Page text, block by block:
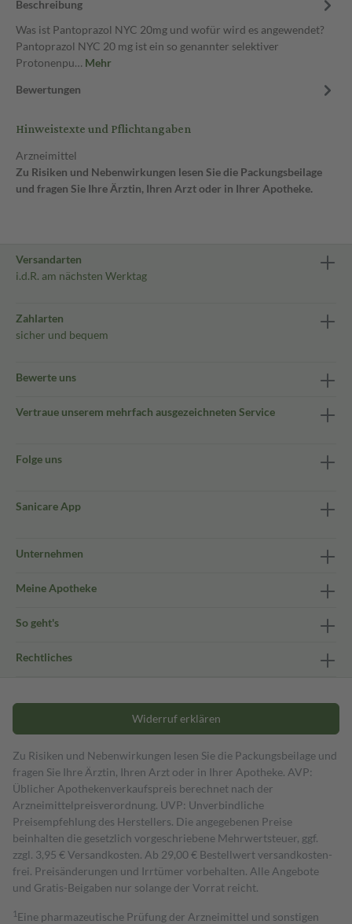
Beschreibung
Was ist Pantoprazol NYC 20mg und wofür wird es angewendet?
Pantoprazol NYC 20 mg ist ein so genannter selektiver
Protonenpu… Mehr
Bewertungen
Hinweistexte und Pflichtangaben
Arzneimittel
Zu Risiken und Nebenwirkungen lesen Sie die Packungsbeilage
und fragen Sie Ihre Ärztin, Ihren Arzt oder in Ihrer Apotheke.
Versandarten
i.d.R. am nächsten Werktag
Zahlarten
sicher und bequem
Bewerte uns
Vertraue unserem mehrfach ausgezeichneten Service
Folge uns
Sanicare App
Unternehmen
Meine Apotheke
So geht's
Rechtliches
Widerruf erklären
Zu Risiken und Nebenwirkungen lesen Sie die Packungsbeilage und
fragen Sie Ihre Ärztin, Ihren Arzt oder in Ihrer Apotheke. AVP:
Üblicher Apothekenverkaufspreis berechnet nach der
Arzneimittelpreisverordnung. UVP: Unverbindliche
Preisempfehlung des Herstellers. Die angegebenen Preise
beinhalten die gesetzlich vorgeschriebene Mehrwertsteuer, ggf.
zzgl. 3,95 € Versandkosten. Ab 29,00 € Bestell­wert versand­kosten­
frei. Preisänderungen und Irrtümer vorbehalten. Alle Angebote
und Gratis-Beigaben nur solange der Vorrat reicht.
1 Eine pharmazeutische Prüfung der Arzneimittel und sonstigen